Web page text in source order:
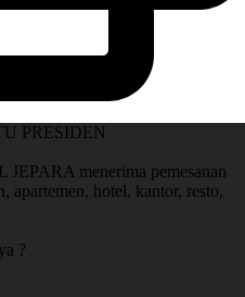
PRESIDEN
menerima pemesanan
apartemen, hotel, kantor, resto,
?